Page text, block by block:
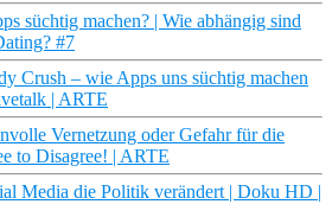
süchtig machen? | Wie abhängig sind
#7
Crush – wie Apps uns süchtig machen
| ARTE
Vernetzung oder Gefahr für die
to Disagree! | ARTE
Media die Politik verändert | Doku HD |